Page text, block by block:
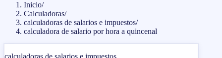
Inicio/
Calculadoras/
calculadoras de salarios e impuestos/
calculadora de salario por hora a quincenal
calculadoras de salarios e impuestos